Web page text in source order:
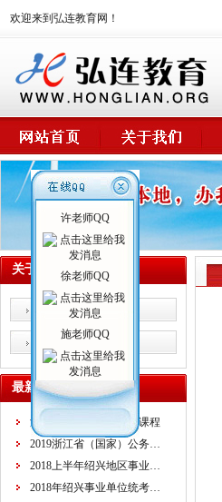
欢迎来到弘连教育网！
关于我们
校情概述
师资力量
最新课程
浙江省公务员面试培训课程
2019浙江省（国家）公务…
2018上半年绍兴地区事业…
2018年绍兴事业单位统考…
许老师QQ
徐老师QQ
施老师QQ